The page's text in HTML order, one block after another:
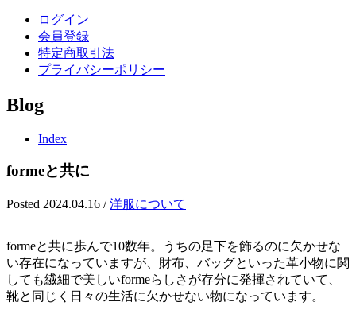
ログイン
会員登録
特定商取引法
プライバシーポリシー
Blog
Index
formeと共に
Posted 2024.04.16 /洋服について
formeと共に歩んで10数年。うちの足下を飾るのに欠かせな
い存在になっていますが、財布、バッグといった革小物に関
しても繊細で美しいformeらしさが存分に発揮されていて、
靴と同じく日々の生活に欠かせない物になっています。